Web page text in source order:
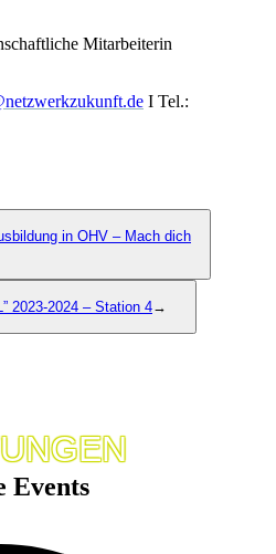
Mitarbeiterin
I Tel.:
in OHV – Mach dich
2023-2024 – Station 4→
Events